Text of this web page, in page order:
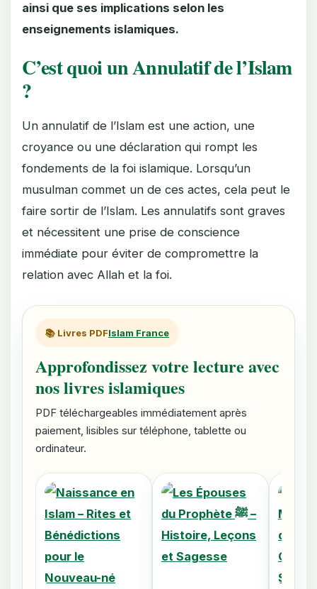
ainsi que ses implications selon les
enseignements islamiques.
C’est quoi un Annulatif de l’Islam
?
Un annulatif de l’Islam est une action, une
croyance ou une déclaration qui rompt les
fondements de la foi islamique. Lorsqu’un
musulman commet un de ces actes, cela peut le
faire sortir de l’Islam. Les annulatifs sont graves
et nécessitent une prise de conscience
immédiate pour éviter de compromettre la
relation avec Allah et la foi.
📚 Livres PDFIslam France
Approfondissez votre lecture avec
nos livres islamiques
PDF téléchargeables immédiatement après
paiement, lisibles sur téléphone, tablette ou
ordinateur.